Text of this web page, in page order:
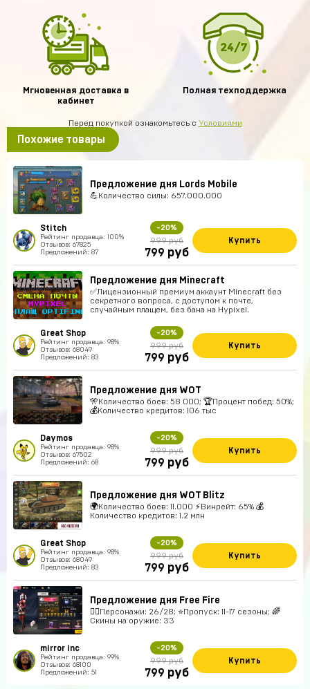
Мгновенная доставка в
кабинет
Полная техподдержка
Перед покупкой ознакомьтесь с Условиями
Похожие товары
Предложение дня Lords Mobile
💪Количество силы: 657.000.000
Stitch
Рейтинг продавца: 100%
Отзывов: 67825
Предложений: 87
-20%
999 руб
799 руб
Купить
Предложение дня Minecraft
✅Лицензионный премиум аккаунт Minecraft без
секретного вопроса, с доступом к почте,
случайным плащем, без бана на Hypixel.
Great Shop
Рейтинг продавца: 98%
Отзывов: 68049
Предложений: 83
-20%
999 руб
799 руб
Купить
Предложение дня WOT
🎌Количество боев: 58 000; 🏆Процент побед: 50%;
💰Количество кредитов: 106 тыс
Daymos
Рейтинг продавца: 98%
Отзывов: 67502
Предложений: 68
-20%
999 руб
799 руб
Купить
Предложение дня WOT Blitz
🌍Количество боев: 11.000 ⚡Винрейт: 65% 💰
Количество кредитов: 1.2 млн
Great Shop
Рейтинг продавца: 98%
Отзывов: 68049
Предложений: 83
-20%
999 руб
799 руб
Купить
Предложение дня Free Fire
🚶‍♂️Персонажи: 26/28; ⭐️Пропуск: 11-17 сезоны; 🌈
Скины на оружие: 33
mirror inc
Рейтинг продавца: 99%
Отзывов: 68100
Предложений: 51
-20%
999 руб
799 руб
Купить